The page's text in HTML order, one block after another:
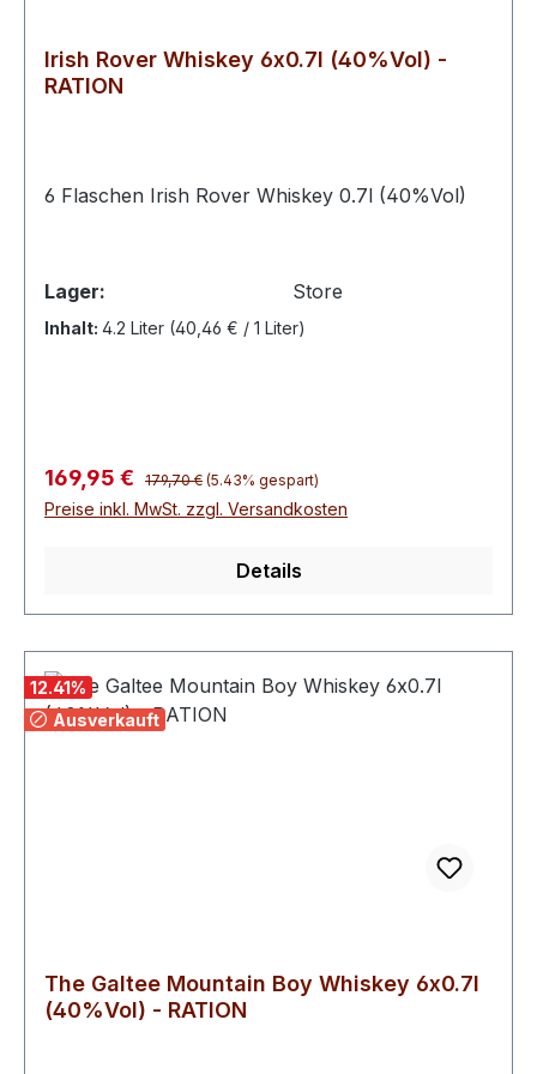
Irish Rover Whiskey 6x0.7l (40%Vol) -
RATION
6 Flaschen Irish Rover Whiskey 0.7l (40%Vol)
Lager: Store
Inhalt: 4.2 Liter (40,46 € / 1 Liter)
Verkaufspreis:
169,95 € Regulärer Preis:
179,70 € (5.43% gespart)
Preise inkl. MwSt. zzgl. Versandkosten
Details
12.41%
Ausverkauft
The Galtee Mountain Boy Whiskey 6x0.7l
(40%Vol) - RATION